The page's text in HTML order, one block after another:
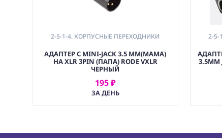
2-5-1-4. КОРПУСНЫЕ ПЕРЕХОДНИКИ
АДАПТЕР С MINI-JACK 3.5 ММ(МАМА)
НА XLR 3PIN (ПАПА) RODE VXLR
ЧЕРНЫЙ
195 ₽
ЗА ДЕНЬ
АРЕНДОВАТЬ
2-
3.5MM